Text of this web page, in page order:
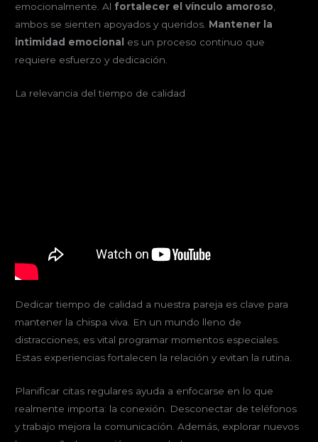
emocionalmente. Al fortalecer el vínculo amoroso,
ambos se sienten apoyados y queridos. Mantener la
intimidad emocional
es un proceso continuo que
requiere esfuerzo y dedicación.
La relevancia del tiempo de calidad
Dedicar tiempo de calidad a nuestra pareja es clave para
mantener la chispa viva. En un mundo lleno de
distracciones, es vital programar momentos especiales.
Estas experiencias fortalecen la relación y evitan la rutina.
Planificar citas regulares ayuda a enfocarse en lo que
realmente importa: la conexión. Desconectar de teléfonos
y trabajo mejora la comunicación. Además, explorar nuevos